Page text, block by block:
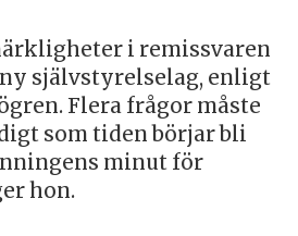
i remissvaren
självstyrelselag, enligt
Flera frågor måste
som tiden börjar bli
minut för
hon.